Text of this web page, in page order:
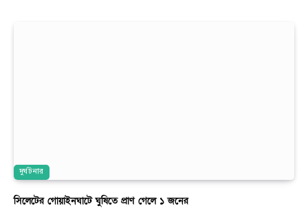
দুর্ঘটনার
সিলেটের গোয়াইনঘাটে ঘুষিতে প্রাণ গেলে ১ জনের